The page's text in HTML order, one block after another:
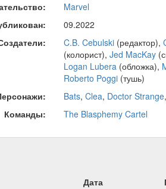
Marvel
09.2022
C.B. Cebulski(редактор),
(колорист), Jed MacKay
Logan Lubera(обложка),
Roberto Poggi(тушь)
Bats, Clea, Doctor Strange,
Команды:
The Blasphemy Cartel
Дата